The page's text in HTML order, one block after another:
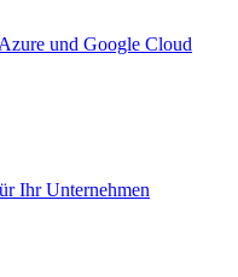
und Google Cloud
Ihr Unternehmen